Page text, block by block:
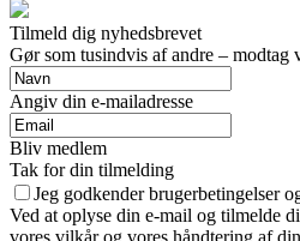
Tilmeld dig nyhedsbrevet
Gør som tusindvis af andre – modtag
Angiv din e-mailadresse
Bliv medlem
Tak for din tilmelding
Jeg godkender brugerbetingelser
Ved at oplyse din e-mail og tilmelde